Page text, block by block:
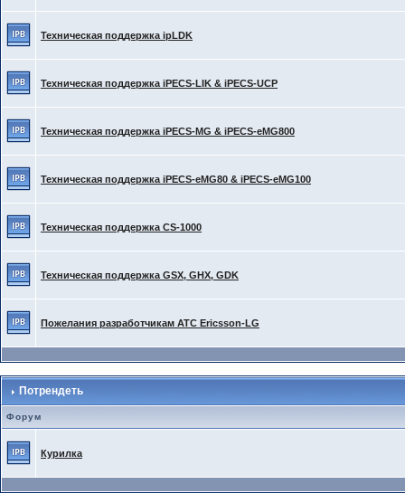
Техническая поддержка ipLDK
Техническая поддержка iPECS-LIK & iPECS-UCP
Техническая поддержка iPECS-MG & iPECS-eMG800
Техническая поддержка iPECS-eMG80 & iPECS-eMG100
Техническая поддержка CS-1000
Техническая поддержка GSX, GHX, GDK
Пожелания разработчикам АТС Ericsson-LG
Потрендеть
Форум
Курилка